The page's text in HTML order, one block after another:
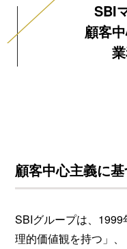
SBI
顧客
顧客中心主義に
SBIグループは、
理的価値観を持つ」、